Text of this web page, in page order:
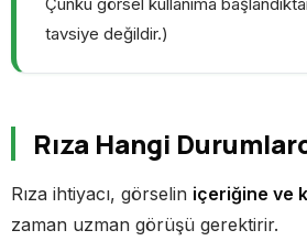
tavsiye değildir.)
Rıza Hangi
Rıza ihtiyacı, görselin içeriğine ve
zaman uzman görüşü gerektirir.